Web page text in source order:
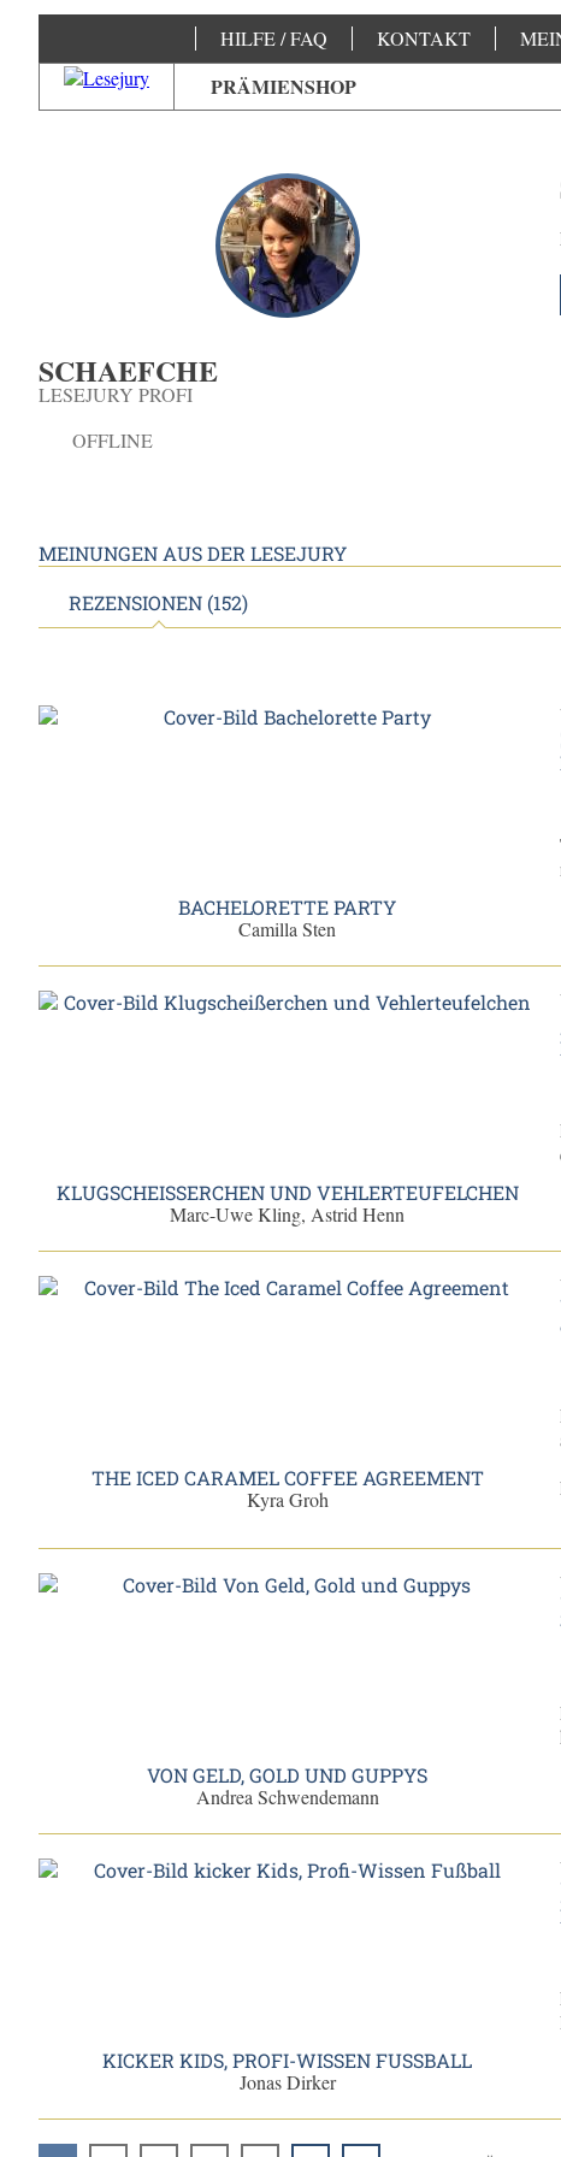
HILFE / FAQ KONTAKT
PRÄMIENSHOP
SCHAEFCHE
LESEJURY PROFI
OFFLINE
MEINUNGEN AUS DER LESEJURY
REZENSIONEN (152)
BACHELORETTE PARTY
Camilla Sten
KLUGSCHEISSERCHEN UND VEHLERTEUFELCHEN
Marc-Uwe Kling, Astrid Henn
THE ICED CARAMEL COFFEE AGREEMENT
Kyra Groh
VON GELD, GOLD UND GUPPYS
Andrea Schwendemann
KICKER KIDS, PROFI-WISSEN FUSSBALL
Jonas Dirker